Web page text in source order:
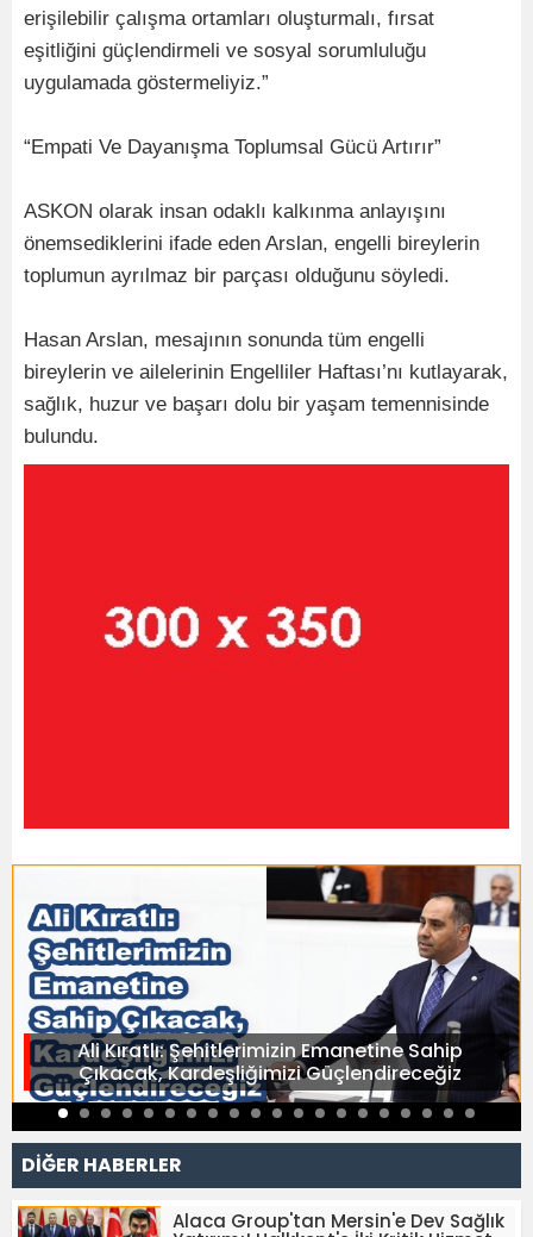
erişilebilir çalışma ortamları oluşturmalı, fırsat
eşitliğini güçlendirmeli ve sosyal sorumluluğu
uygulamada göstermeliyiz.”
“Empati Ve Dayanışma Toplumsal Gücü Artırır”
ASKON olarak insan odaklı kalkınma anlayışını
önemsediklerini ifade eden Arslan, engelli bireylerin
toplumun ayrılmaz bir parçası olduğunu söyledi.
Hasan Arslan, mesajının sonunda tüm engelli
bireylerin ve ailelerinin Engelliler Haftası’nı kutlayarak,
sağlık, huzur ve başarı dolu bir yaşam temennisinde
bulundu.
Ali Kıratlı: Şehitlerimizin Emanetine Sahip
Çıkacak, Kardeşliğimizi Güçlendireceğiz
DİĞER HABERLER
Alaca Group'tan Mersin'e Dev Sağlık